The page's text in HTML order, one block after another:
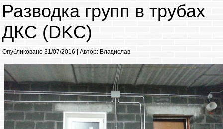
Разводка групп в трубах
ДКС (DKC)
Опубликовано 31/07/2016 |Автор: Владислав